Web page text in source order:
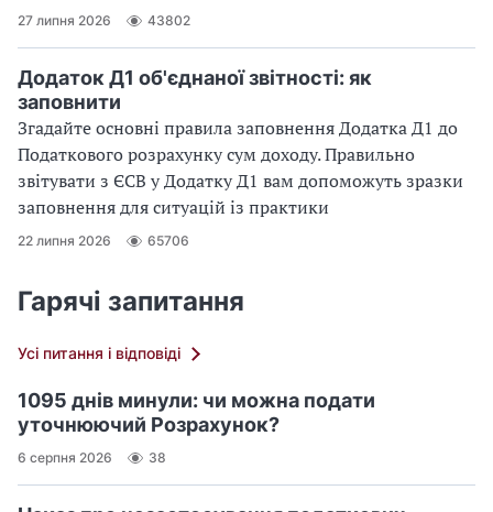
27 липня 2026 43802
Додаток Д1 об'єднаної звітності: як
заповнити
Згадайте основні правила заповнення Додатка Д1 до
Податкового розрахунку сум доходу. Правильно
звітувати з ЄСВ у Додатку Д1 вам допоможуть зразки
заповнення для ситуацій із практики
22 липня 2026 65706
Гарячі запитання
Усі питання і відповіді
1095 днів минули: чи можна подати
уточнюючий Розрахунок?
6 серпня 2026 38